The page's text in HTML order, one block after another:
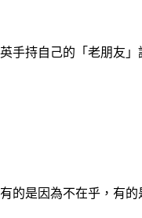
手持自己的「老朋友
的是因為不在乎，有